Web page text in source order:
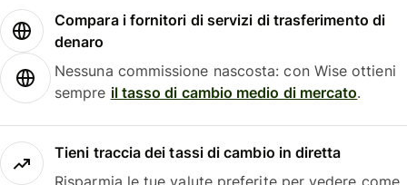
Compara i fornitori di servizi di trasferimento di
denaro
Nessuna commissione nascosta: con Wise ottieni
sempre il tasso di cambio medio di mercato.
Tieni traccia dei tassi di cambio in diretta
Risparmia le tue valute preferite per vedere come